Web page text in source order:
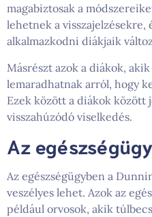
magabiztosak a
lehetnek a visszajelzésekre,
alkalmazkodni diákjaik
Másrészt azok a diákok,
lemaradhatnak arról, hogy
Ezek között a diákok között
visszahúzódó viselkedés.
Az egészségügy
Az egészségügyben a
veszélyes lehet. Azok az
például orvosok, akik